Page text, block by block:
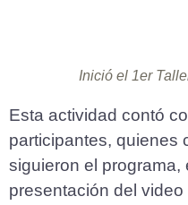
Inició el 1er
Esta actividad contó
participantes, quienes
siguieron el programa,
presentación del